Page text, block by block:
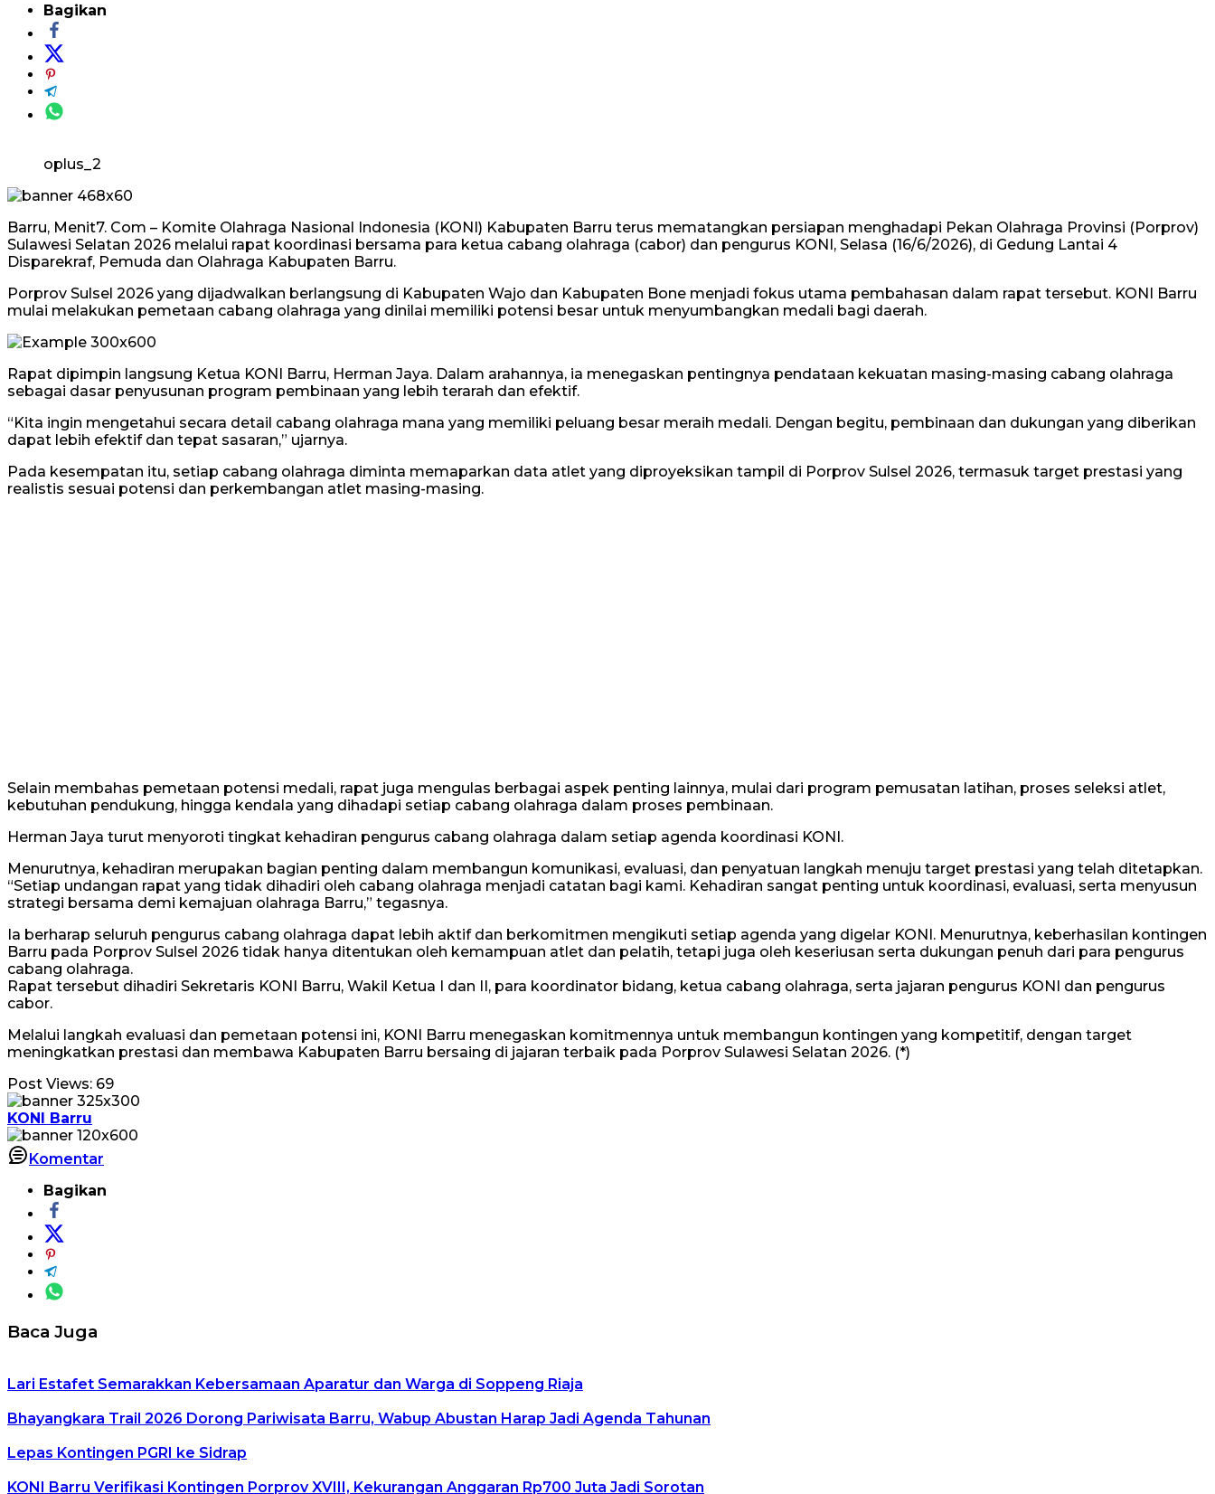
Bagikan
oplus_2
Barru, Menit7. Com – Komite Olahraga Nasional Indonesia (KONI) Kabupaten Barru terus mematangkan persiapan menghadapi Pekan Olahraga Provinsi (Porprov)
Sulawesi Selatan 2026 melalui rapat koordinasi bersama para ketua cabang olahraga (cabor) dan pengurus KONI, Selasa (16/6/2026), di Gedung Lantai 4
Disparekraf, Pemuda dan Olahraga Kabupaten Barru.
Porprov Sulsel 2026 yang dijadwalkan berlangsung di Kabupaten Wajo dan Kabupaten Bone menjadi fokus utama pembahasan dalam rapat tersebut. KONI Barru
mulai melakukan pemetaan cabang olahraga yang dinilai memiliki potensi besar untuk menyumbangkan medali bagi daerah.
Rapat dipimpin langsung Ketua KONI Barru, Herman Jaya. Dalam arahannya, ia menegaskan pentingnya pendataan kekuatan masing-masing cabang olahraga
sebagai dasar penyusunan program pembinaan yang lebih terarah dan efektif.
“Kita ingin mengetahui secara detail cabang olahraga mana yang memiliki peluang besar meraih medali. Dengan begitu, pembinaan dan dukungan yang diberikan
dapat lebih efektif dan tepat sasaran,” ujarnya.
Pada kesempatan itu, setiap cabang olahraga diminta memaparkan data atlet yang diproyeksikan tampil di Porprov Sulsel 2026, termasuk target prestasi yang
realistis sesuai potensi dan perkembangan atlet masing-masing.
Selain membahas pemetaan potensi medali, rapat juga mengulas berbagai aspek penting lainnya, mulai dari program pemusatan latihan, proses seleksi atlet,
kebutuhan pendukung, hingga kendala yang dihadapi setiap cabang olahraga dalam proses pembinaan.
Herman Jaya turut menyoroti tingkat kehadiran pengurus cabang olahraga dalam setiap agenda koordinasi KONI.
Menurutnya, kehadiran merupakan bagian penting dalam membangun komunikasi, evaluasi, dan penyatuan langkah menuju target prestasi yang telah ditetapkan.
“Setiap undangan rapat yang tidak dihadiri oleh cabang olahraga menjadi catatan bagi kami. Kehadiran sangat penting untuk koordinasi, evaluasi, serta menyusun
strategi bersama demi kemajuan olahraga Barru,” tegasnya.
Ia berharap seluruh pengurus cabang olahraga dapat lebih aktif dan berkomitmen mengikuti setiap agenda yang digelar KONI. Menurutnya, keberhasilan kontingen
Barru pada Porprov Sulsel 2026 tidak hanya ditentukan oleh kemampuan atlet dan pelatih, tetapi juga oleh keseriusan serta dukungan penuh dari para pengurus
cabang olahraga.
Rapat tersebut dihadiri Sekretaris KONI Barru, Wakil Ketua I dan II, para koordinator bidang, ketua cabang olahraga, serta jajaran pengurus KONI dan pengurus
cabor.
Melalui langkah evaluasi dan pemetaan potensi ini, KONI Barru menegaskan komitmennya untuk membangun kontingen yang kompetitif, dengan target
meningkatkan prestasi dan membawa Kabupaten Barru bersaing di jajaran terbaik pada Porprov Sulawesi Selatan 2026. (*)
Post Views: 69
KONI Barru
Komentar
Bagikan
Baca Juga
Lari Estafet Semarakkan Kebersamaan Aparatur dan Warga di Soppeng Riaja
Bhayangkara Trail 2026 Dorong Pariwisata Barru, Wabup Abustan Harap Jadi Agenda Tahunan
Lepas Kontingen PGRI ke Sidrap
KONI Barru Verifikasi Kontingen Porprov XVIII, Kekurangan Anggaran Rp700 Juta Jadi Sorotan